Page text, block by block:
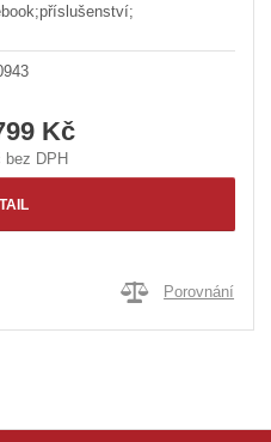
Kč
bez DPH
Porovnání